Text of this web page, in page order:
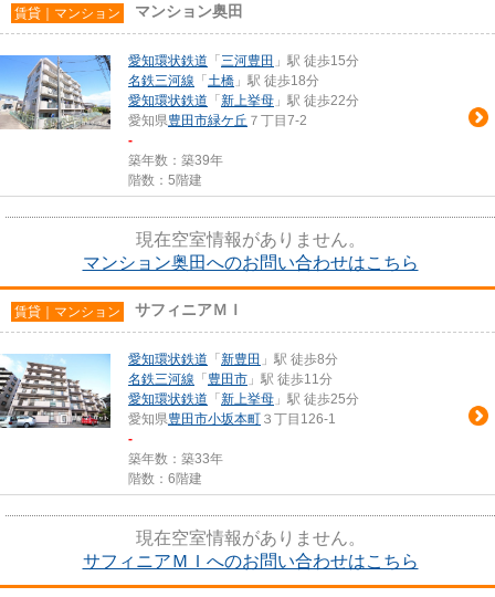
賃貸｜マンション マンション奥田
愛知環状鉄道 「 三河豊田 」駅 徒歩15分
名鉄三河線 「 土橋 」駅 徒歩18分
愛知環状鉄道 「 新上挙母 」駅 徒歩22分
愛知県豊田市緑ケ丘 ７丁目7-2
-
築年数：築39年
階数：5階建
現在空室情報がありません。
マンション奥田へのお問い合わせはこちら
賃貸｜マンション サフィニアＭＩ
愛知環状鉄道 「 新豊田 」駅 徒歩8分
名鉄三河線 「 豊田市 」駅 徒歩11分
愛知環状鉄道 「 新上挙母 」駅 徒歩25分
愛知県豊田市小坂本町 ３丁目126-1
-
築年数：築33年
階数：6階建
現在空室情報がありません。
サフィニアＭＩへのお問い合わせはこちら